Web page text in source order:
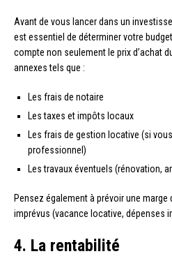
Avant de vous lancer dans un
est essentiel de déterminer votre
compte non seulement le prix d’achat
annexes tels que :
Les frais de notaire
Les taxes et impôts locaux
Les frais de gestion locative (si
professionnel)
Les travaux éventuels (rénovation,
Pensez également à prévoir une
imprévus (vacance locative, dépenses
4. La rentabilité